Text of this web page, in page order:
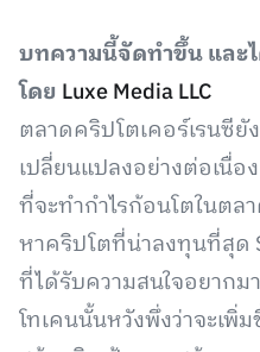
บทความนี้จัดทำขึ้น และ
โดย Luxe Media LLC
ตลาดคริปโตเคอร์เรนซียั
เปลี่ยนแปลงอย่างต่อเนื่
ที่จะทำกำไรก้อนโตในตล
หาคริปโตที่น่าลงทุนที่สุด
ที่ได้รับความสนใจอยากม
โทเคนนั้นหวังพึ่งว่าจะเพิ่